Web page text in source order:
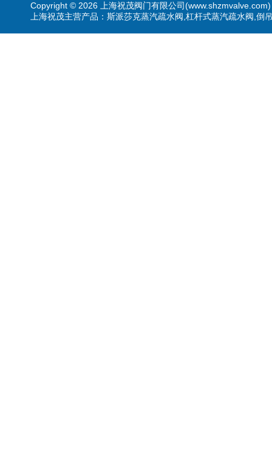
Copyright © 2026 上海祝茂阀门有限公司
上海祝茂主营产品：斯派莎克蒸汽疏水阀,杠杆式蒸汽疏水阀,倒